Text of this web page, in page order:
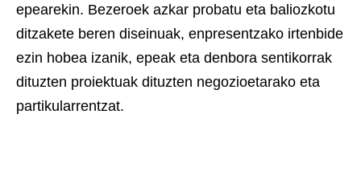
epearekin. Bezeroek azkar probatu eta baliozkotu
ditzakete beren diseinuak, enpresentzako irtenbide
ezin hobea izanik, epeak eta denbora sentikorrak
dituzten proiektuak dituzten negozioetarako eta
partikularrentzat.